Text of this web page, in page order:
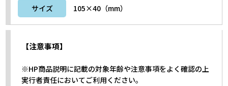
サイズ 105×40（mm）
【注意事項】
※HP商品説明に記載の対象年齢や注意事項をよく確認の上
実行者責任においてご利用ください。